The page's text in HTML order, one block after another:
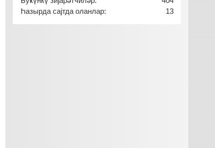
13
Һазырда сајтда оланлар: